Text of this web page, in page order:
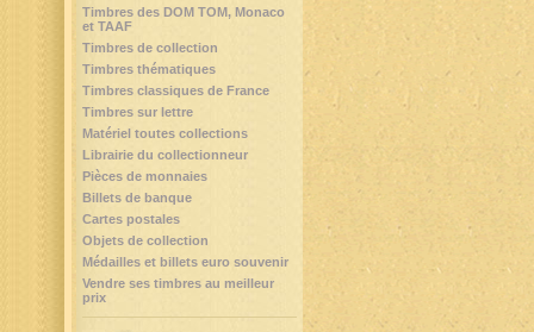
Timbres des DOM TOM, Monaco
et TAAF
Timbres de collection
Timbres thématiques
Timbres classiques de France
Timbres sur lettre
Matériel toutes collections
Librairie du collectionneur
Pièces de monnaies
Billets de banque
Cartes postales
Objets de collection
Médailles et billets euro souvenir
Vendre ses timbres au meilleur
prix